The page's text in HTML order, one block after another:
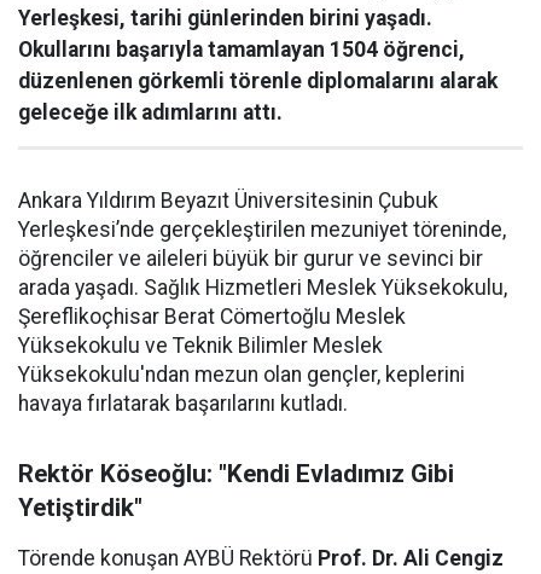
Yerleşkesi, tarihi günlerinden birini yaşadı.
Okullarını başarıyla tamamlayan 1504 öğrenci,
düzenlenen görkemli törenle diplomalarını alarak
geleceğe ilk adımlarını attı.
Ankara Yıldırım Beyazıt Üniversitesinin Çubuk
Yerleşkesi’nde gerçekleştirilen mezuniyet töreninde,
öğrenciler ve aileleri büyük bir gurur ve sevinci bir
arada yaşadı. Sağlık Hizmetleri Meslek Yüksekokulu,
Şereflikoçhisar Berat Cömertoğlu Meslek
Yüksekokulu ve Teknik Bilimler Meslek
Yüksekokulu'ndan mezun olan gençler, keplerini
havaya fırlatarak başarılarını kutladı.
Rektör Köseoğlu: "Kendi Evladımız Gibi
Yetiştirdik"
Törende konuşan AYBÜ Rektörü Prof. Dr. Ali Cengiz